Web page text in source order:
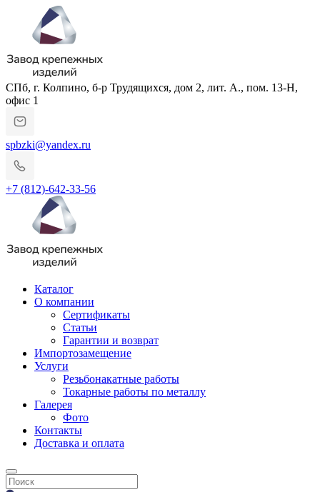
СПб, г. Колпино, б-р Трудящихся, дом 2, лит. А., пом. 13-Н,
офис 1
spbzki@yandex.ru
+7 (812)-642-33-56
Каталог
О компании
Сертификаты
Статьи
Гарантии и возврат
Импортозамещение
Услуги
Резьбонакатные работы
Токарные работы по металлу
Галерея
Фото
Контакты
Доставка и оплата